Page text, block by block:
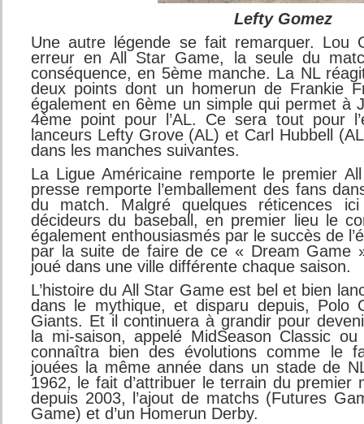
Lefty Gomez
Une autre légende se fait remarquer. Lou
erreur en All Star Game, la seule du
conséquence, en 5ème manche. La NL
deux points dont un homerun de Frankie
également en 6ème un simple qui permet à
4ème point pour l’AL. Ce sera tout pour
lanceurs Lefty Grove (AL) et Carl Hubbell
dans les manches suivantes.
La Ligue Américaine remporte le premier
presse remporte l’emballement des fans
du match. Malgré quelques réticences
décideurs du baseball, en premier lieu le
également enthousiasmés par le succès de
par la suite de faire de ce « Dream Game
joué dans une ville différente chaque saison.
L’histoire du All Star Game est bel et bien
dans le mythique, et disparu depuis, Polo
Giants. Et il continuera à grandir pour
la mi-saison, appelé MidSeason Classic
connaîtra bien des évolutions comme le
jouées la même année dans un stade de
1962, le fait d’attribuer le terrain du premier
depuis 2003, l’ajout de matchs (Futures
Game) et d’un Homerun Derby.